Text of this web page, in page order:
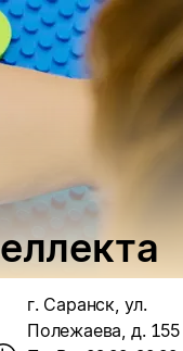
г. Саранск, ул.
Полежаева, д. 155